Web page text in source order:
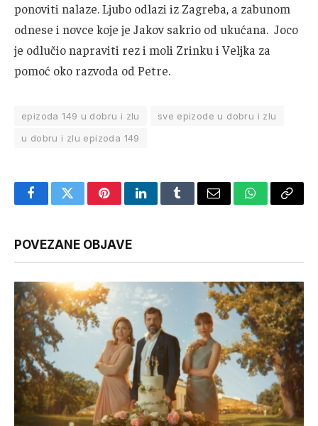
ponoviti nalaze. Ljubo odlazi iz Zagreba, a zabunom
odnese i novce koje je Jakov sakrio od ukućana. Joco
je odlučio napraviti rez i moli Zrinku i Veljka za
pomoć oko razvoda od Petre.
epizoda 149 u dobru i zlu
sve epizode u dobru i zlu
u dobru i zlu epizoda 149
FacebookTwitterPinterestLinkedInTumblrEmail WhatsApp
Copy
POVEZANE OBJAVE